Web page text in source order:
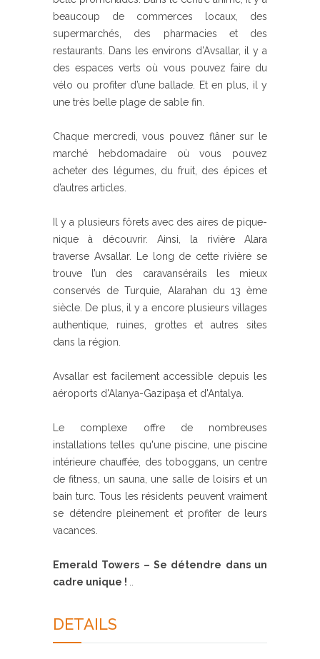
beaucoup de commerces locaux, des
supermarchés, des pharmacies et des
restaurants. Dans les environs d’Avsallar, il y a
des espaces verts où vous pouvez faire du
vélo ou profiter d’une ballade. Et en plus, il y
une très belle plage de sable fin.
Chaque mercredi, vous pouvez flâner sur le
marché hebdomadaire où vous pouvez
acheter des légumes, du fruit, des épices et
d’autres articles.
Il y a plusieurs fôrets avec des aires de pique-
nique à découvrir. Ainsi, la rivière Alara
traverse Avsallar. Le long de cette rivière se
trouve l’un des caravansérails les mieux
conservés de Turquie, Alarahan du 13 ème
siècle. De plus, il y a encore plusieurs villages
authentique, ruines, grottes et autres sites
dans la région.
Avsallar est facilement accessible depuis les
aéroports d'Alanya-Gazipaşa et d'Antalya.
Le complexe offre de nombreuses
installations telles qu'une piscine, une piscine
intérieure chauffée, des toboggans, un centre
de fitness, un sauna, une salle de loisirs et un
bain turc. Tous les résidents peuvent vraiment
se détendre pleinement et profiter de leurs
vacances.
Emerald Towers – Se détendre dans un
cadre unique ! ..
DETAILS